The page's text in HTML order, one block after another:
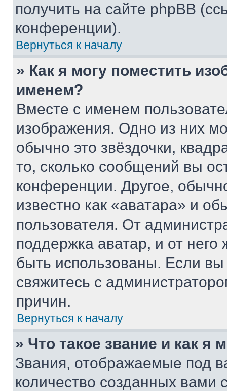
получить на сайте phpBB
конференции).
Вернуться к началу
» Как я могу поместить
именем?
Вместе с именем
изображения. Одно из них
обычно это звёздочки,
то, сколько сообщений вы
конференции. Другое,
известно как «аватара» и
пользователя. От
поддержка аватар, и от него
быть использованы. Если
свяжитесь с
причин.
Вернуться к началу
» Что такое звание и как я
Звания, отображаемые под
количество созданных